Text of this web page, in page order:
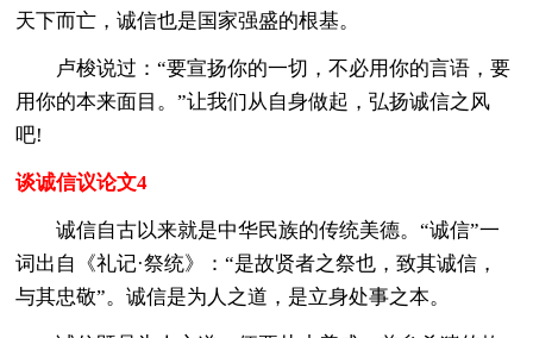
天下而亡，诚信也是国家强盛的根基。
卢梭说过：“要宣扬你的一切，不必用你的言语，要
用你的本来面目。”让我们从自身做起，弘扬诚信之风
吧!
谈诚信议论文4
诚信自古以来就是中华民族的传统美德。“诚信”一
词出自《礼记·祭统》：“是故贤者之祭也，致其诚信，
与其忠敬”。诚信是为人之道，是立身处事之本。